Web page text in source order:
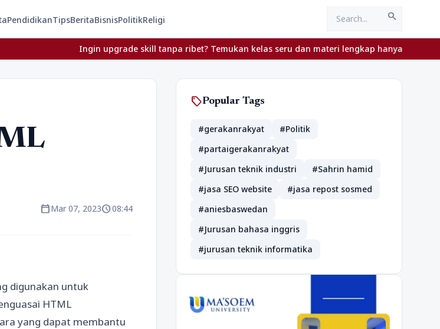
PendidikanTipsBeritaBisnisPolitikReligi search
Ingin upgrade skill tanpa ribet? Temukan kelas seru dan materi lengkap hanya di
calendar_todayMar 07, 2023schedule08:44
digunakan untuk
HTML
yang dapat membantu
sellPopular Tags
#gerakanrakyat
#Politik
#partaigerakanrakyat
#Jurusan teknik industri
#Sahrin hamid
#jasa SEO website
#jasa repost sosmed
#aniesbaswedan
#Jurusan bahasa inggris
#jurusan teknik informatika